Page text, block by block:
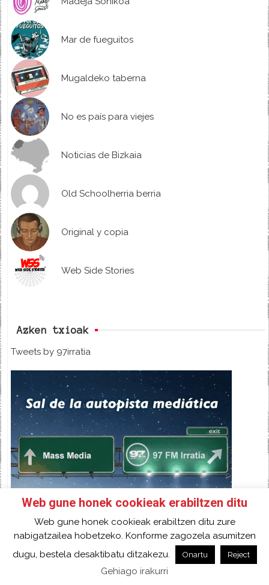
Mar de fueguitos
Mugaldeko taberna
No es país para viejes
Noticias de Bizkaia
Old Schoolherria berria
Original y copia
Web Side Stories
Azken txioak
Tweets by 97irratia
Web gune honek cookieak erabiltzen ditu
Web gune honek cookieak erabiltzen ditu zure
nabigatzailea hobetzeko. Konforme zagozela asumitzen
dugu, bestela desaktibatu ditzakezu.
Onartu Reject
Gehiago irakurri